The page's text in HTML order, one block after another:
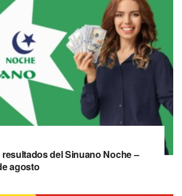
del Sinuano Noche –
agosto